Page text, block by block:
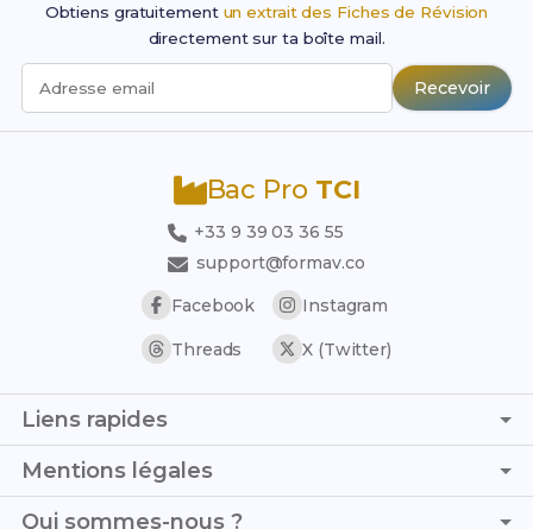
Obtiens gratuitement un extrait des Fiches de Révision
directement sur ta boîte mail.
Adresse email Recevoir
Bac Pro TCI
+33 9 39 03 36 55
support@formav.co
Facebook
Instagram
Threads X (Twitter)
Liens rapides
Page d'accueil
Simulateur de notes
Mentions légales
C.G.V. - C.G.U.
Qui sommes-nous ?